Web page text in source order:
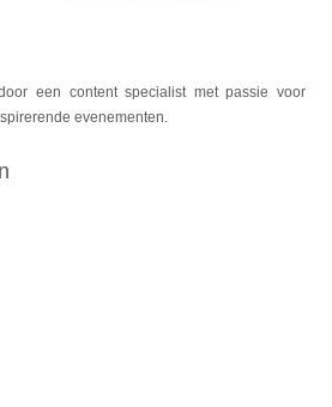
een content specialist met passie voor
evenementen.